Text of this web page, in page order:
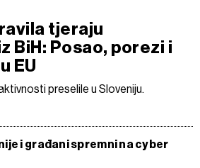
tjeraju
BiH: Posao, porezi i
EU
preselile u Sloveniju.
i građani spremni na cyber